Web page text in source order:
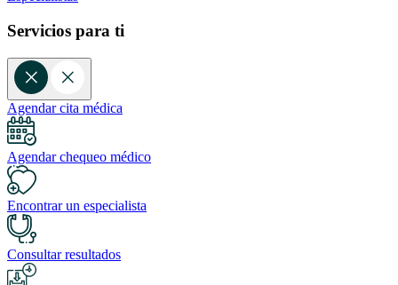
Servicios para ti
Agendar cita médica
Agendar chequeo médico
Encontrar un especialista
Consultar resultados